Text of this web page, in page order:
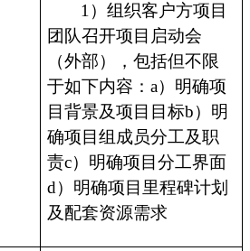
1）组织客户方项目
团队召开项目启动会
（外部），包括但不限
于如下内容：a）明确项
目背景及项目目标b）明
确项目组成员分工及职
责c）明确项目分工界面
d）明确项目里程碑计划
及配套资源需求